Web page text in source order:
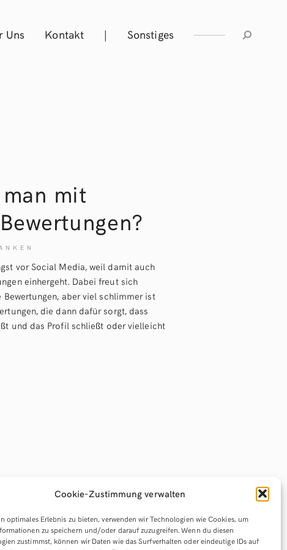
Cookie-Zustimmung verwalten
optimales Erlebnis zu bieten, verwenden wir Technologien wie Cookies, um
zu speichern und/oder darauf zuzugreifen. Wenn du diesen
zustimmst, können wir Daten wie das Surfverhalten oder eindeutige IDs auf
Uns Kontakt | Sonstiges
mit
vor Social Media, weil damit auch
einhergeht. Dabei freut sich
aber viel schlimmer ist
die dann dafür sorgt, dass
und das Profil schließt oder vielleicht